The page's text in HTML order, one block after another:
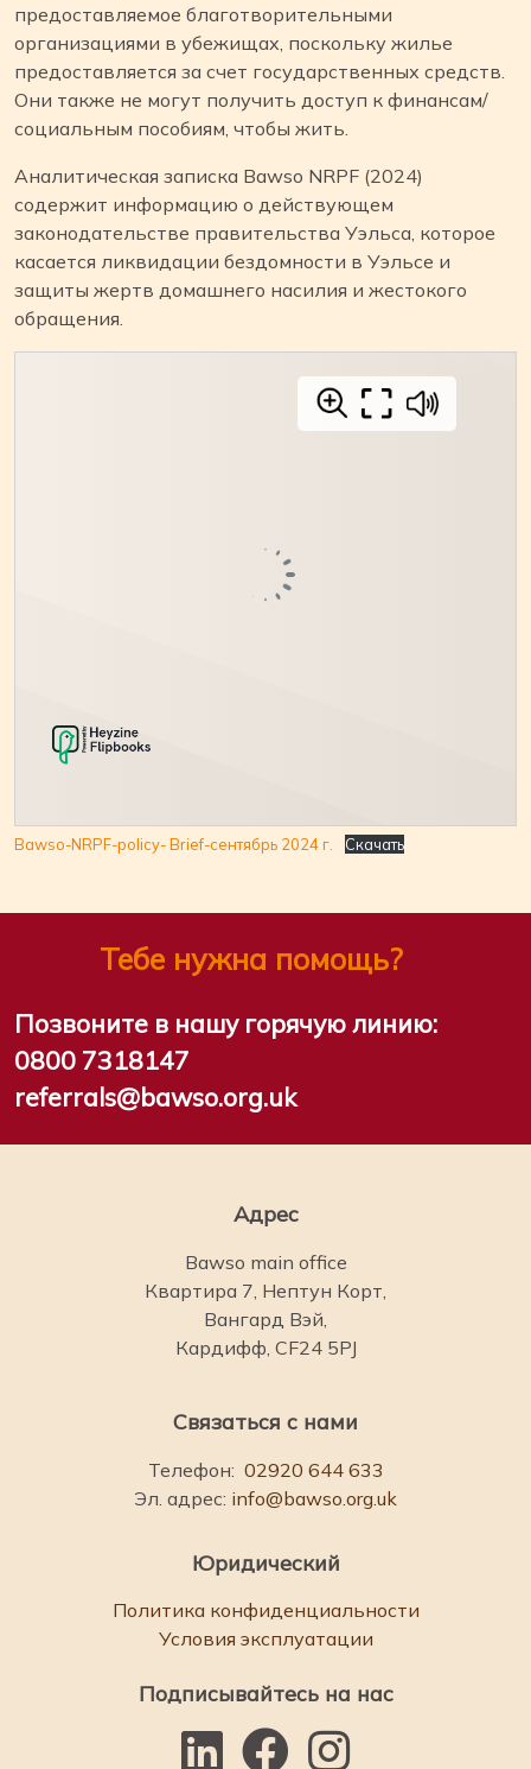
предоставляемое благотворительными
организациями в убежищах, поскольку жилье
предоставляется за счет государственных средств.
Они также не могут получить доступ к финансам/
социальным пособиям, чтобы жить.
Аналитическая записка Bawso NRPF (2024)
содержит информацию о действующем
законодательстве правительства Уэльса, которое
касается ликвидации бездомности в Уэльсе и
защиты жертв домашнего насилия и жестокого
обращения.
Bawso-NRPF-policy- Brief-сентябрь 2024 г. Скачать
Тебе нужна помощь?
Позвоните в нашу горячую линию:
0800 7318147
referrals@bawso.org.uk
Адрес
Bawso main office
Квартира 7, Нептун Корт,
Вангард Вэй,
Кардифф, CF24 5PJ
Связаться с нами
Телефон: 02920 644 633
Эл. адрес: info@bawso.org.uk
Юридический
Политика конфиденциальности
Условия эксплуатации
Подписывайтесь на нас